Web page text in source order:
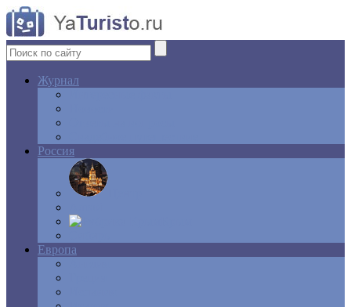
Журнал
Россия
Европа